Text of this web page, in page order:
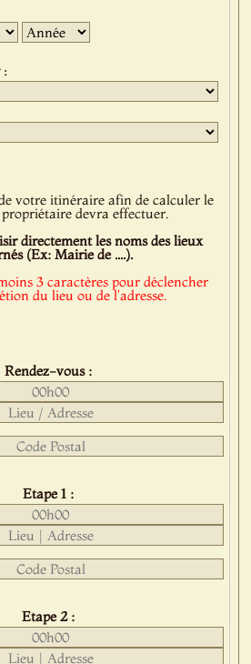
Année
:
votre itinéraire afin de calculer le
devra effectuer.
directement les noms des lieux
(Ex: Mairie de ....).
3 caractères pour déclencher
du lieu ou de l'adresse.
Rendez-vous :
Etape 1 :
Etape 2 :